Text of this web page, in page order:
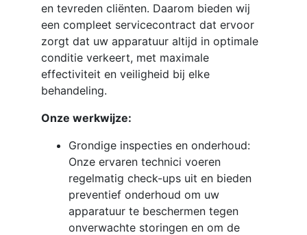
en tevreden cliënten. Daarom bieden wij
een compleet servicecontract dat ervoor
zorgt dat uw apparatuur altijd in optimale
conditie verkeert, met maximale
effectiviteit en veiligheid bij elke
behandeling.
Onze werkwijze:
Grondige inspecties en onderhoud:
Onze ervaren technici voeren
regelmatig check-ups uit en bieden
preventief onderhoud om uw
apparatuur te beschermen tegen
onverwachte storingen en om de